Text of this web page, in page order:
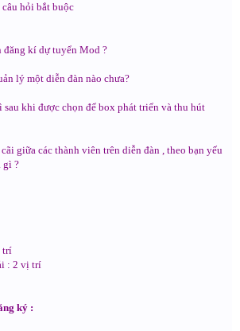
hỏi bắt buộc
đăng kí dự tuyển Mod ?
lý một diễn đàn nào chưa?
sau khi được chọn để box phát triển và thu hút
giữa các thành viên trên diễn đàn , theo bạn yếu
gì ?
trí
: 2 vị trí
ký :